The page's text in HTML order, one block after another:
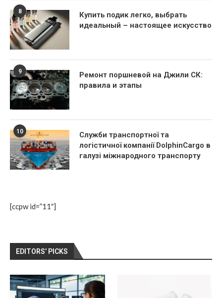
[ccpw id=”11″]
EDITORS’ PICKS
8
Купить подик легко, выбрать
идеальный – настоящее искусство
9
Ремонт поршневой на Джили СК:
правила и этапы
10
Служби транспортної та
логістичної компанії DolphinCargo в
галузі міжнародного транспорту